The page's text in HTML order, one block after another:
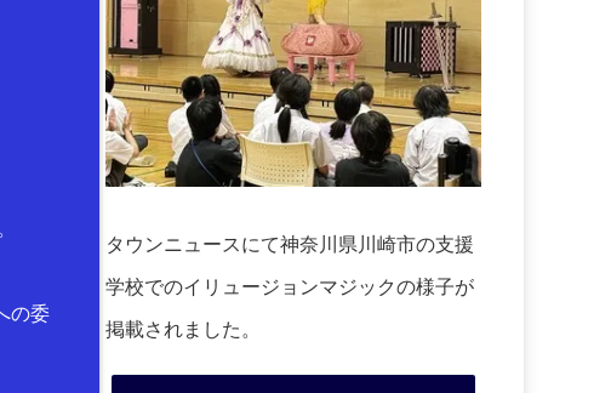
の委
タウンニュースにて神奈川県川崎市の支援
学校でのイリュージョンマジックの様子が
掲載されました。